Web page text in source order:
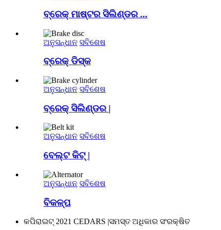
ବ୍ରେକ୍ ମାଷ୍ଟର ସିଲିଣ୍ଡର ...
ଅନୁସନ୍ଧାନ ସବିଶେଷ
ବ୍ରେକ୍ ଡିସ୍କ
ଅନୁସନ୍ଧାନ ସବିଶେଷ
ବ୍ରେକ୍ ସିଲିଣ୍ଡର |
ଅନୁସନ୍ଧାନ ସବିଶେଷ
ବେଲ୍ଟ କିଟ୍ |
ଅନୁସନ୍ଧାନ ସବିଶେଷ
ବିକଳ୍ପ
କପିରାଇଟ୍ 2021 CEDARS |ସମସ୍ତ ଅଧିକାର ସଂରକ୍ଷିତ